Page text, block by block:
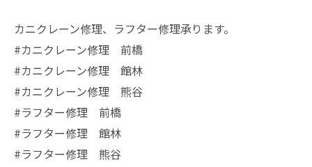
カニクレーン修理、ラフター修理承ります。
#カニクレーン修理 前橋
#カニクレーン修理 館林
#カニクレーン修理 熊谷
#ラフター修理 前橋
#ラフター修理 館林
#ラフター修理 熊谷